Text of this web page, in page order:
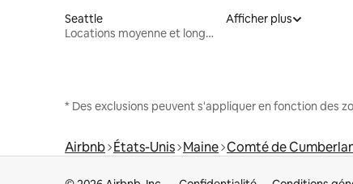
Seattle
Locations moyenne et longue durée
Afficher plus
* Des exclusions peuvent s'appliquer en fonction des
Airbnb États-Unis Maine Comté de